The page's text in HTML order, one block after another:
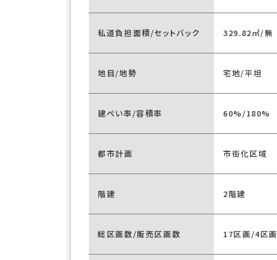
私道負担面積/セットバック 329.82㎡/無
地目/地勢 宅地/平坦
建ぺい率/容積率 60%/180%
都市計画 市街化区域
階建 2階建
総区画数/販売区画数 17区画/4区画